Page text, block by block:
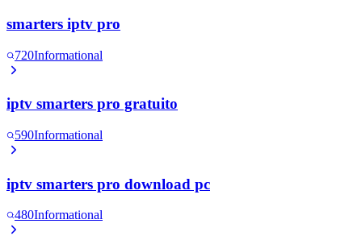
smarters iptv pro
720Informational
iptv smarters pro gratuito
590Informational
iptv smarters pro download pc
480Informational